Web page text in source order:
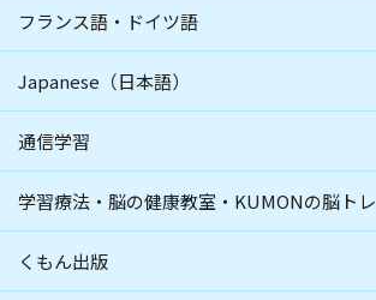
フランス語・ドイツ語
Japanese（日本語）
通信学習
学習療法・脳の健康教室・KUMONの脳トレ
くもん出版